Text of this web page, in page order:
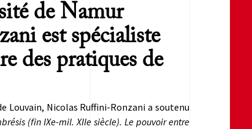
de Namur
est spécialiste
des pratiques de
Louvain, Nicolas Ruffini-Ronzani a soutenu
(fin IXe-mil. XIIe siècle). Le pouvoir entre